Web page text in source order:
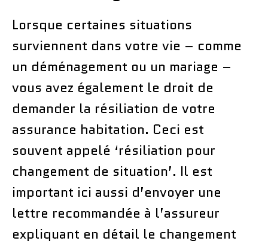
Lorsque certaines situations
surviennent dans votre vie – comme
un déménagement ou un mariage –
vous avez également le droit de
demander la résiliation de votre
assurance habitation. Ceci est
souvent appelé ‘résiliation pour
changement de situation’. Il est
important ici aussi d’envoyer une
lettre recommandée à l’assureur
expliquant en détail le changement